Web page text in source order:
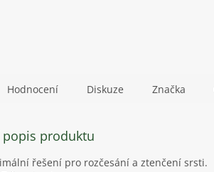
Hodnocení Diskuze Značka
produktu
řešení pro rozčesání a ztenčení srsti.